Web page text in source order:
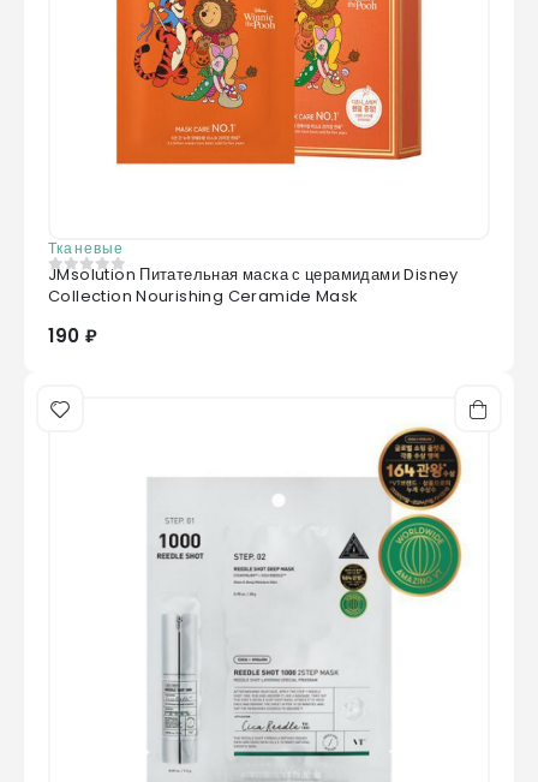
Тканевые
0из 5
JMsolution Питательная маска с церамидами Disney
Collection Nourishing Ceramide Mask
190 ₽